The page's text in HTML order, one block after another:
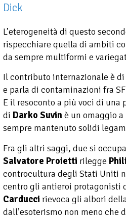
Dick
L’eterogeneità di questo
rispecchiare quella di ambiti
da sempre multiformi e
Il contributo internazionale è di
e parla di contaminazioni fra
E il resoconto a più voci di una
di Darko Suvin è un omaggio
sempre mantenuto solidi
Fra gli altri saggi, due si
Salvatore Proietti rilegge
controcultura degli Stati Uniti
centro gli antieroi protagonisti
Carducci rievoca gli albori
dall’esoterismo non meno che